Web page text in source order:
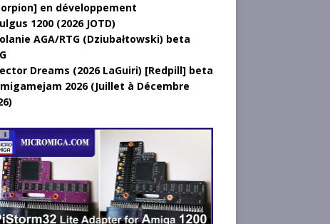
en développement
1200 (2026 JOTD)
AGA/RTG (Dziubałtowski) beta
Dreams (2026 LaGuiri) [Redpill] beta
2026 (Juillet à Décembre